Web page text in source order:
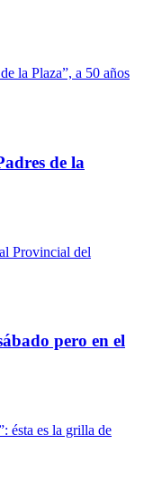
de la
pero en el